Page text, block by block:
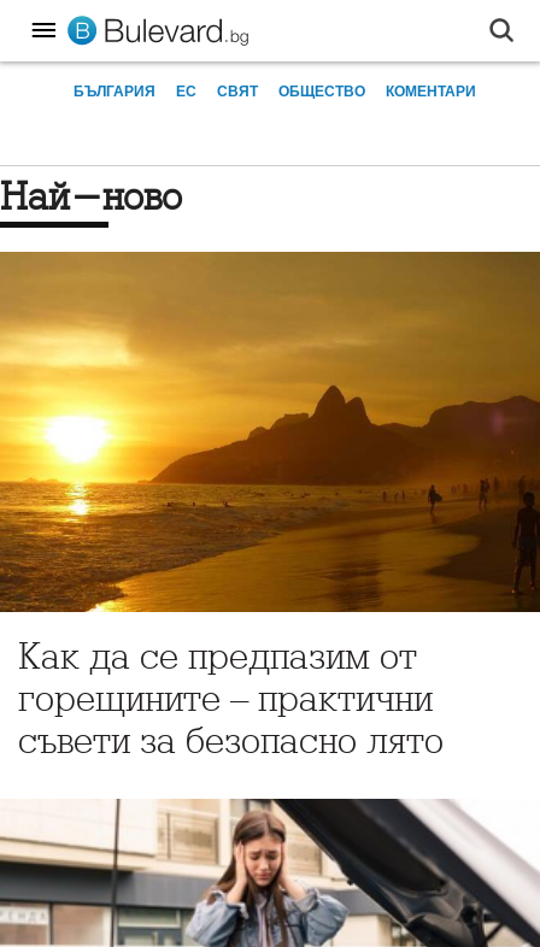
БЪЛГАРИЯ ЕС СВЯТ ОБЩЕСТВО КОМЕНТАРИ
Най-ново
Как да се предпазим от
горещините – практични
съвети за безопасно лято